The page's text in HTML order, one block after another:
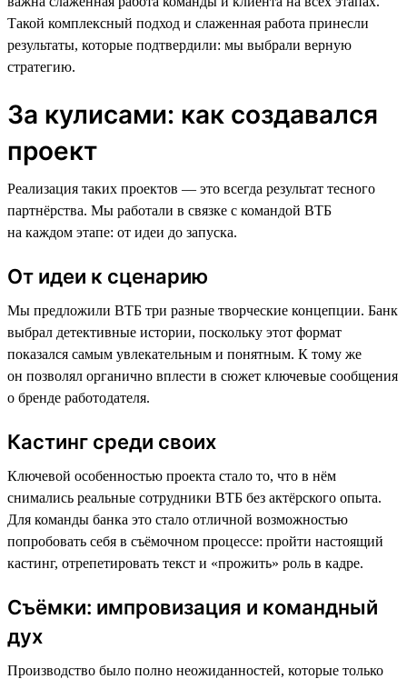
Такой комплексный подход и слаженная работа принесли
результаты, которые подтвердили: мы выбрали верную
стратегию.
За кулисами: как создавался
проект
Реализация таких проектов — это всегда результат тесного
партнёрства. Мы работали в связке с командой ВТБ
на каждом этапе: от идеи до запуска.
От идеи к сценарию
Мы предложили ВТБ три разные творческие концепции. Банк
выбрал детективные истории, поскольку этот формат
показался самым увлекательным и понятным. К тому же
он позволял органично вплести в сюжет ключевые сообщения
о бренде работодателя.
Кастинг среди своих
Ключевой особенностью проекта стало то, что в нём
снимались реальные сотрудники ВТБ без актёрского опыта.
Для команды банка это стало отличной возможностью
попробовать себя в съёмочном процессе: пройти настоящий
кастинг, отрепетировать текст и «прожить» роль в кадре.
Съёмки: импровизация и командный
дух
Производство было полно неожиданностей, которые только